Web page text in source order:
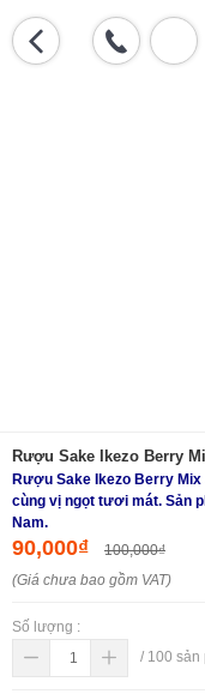
Rượu Sake Ikezo Berry
Rượu Sake Ikezo Berry
cùng vị ngọt tươi mát. Sản
Nam.
90,000₫ 100,000₫
(Giá chưa bao gồm VAT)
Số lượng :
/ 100 sản